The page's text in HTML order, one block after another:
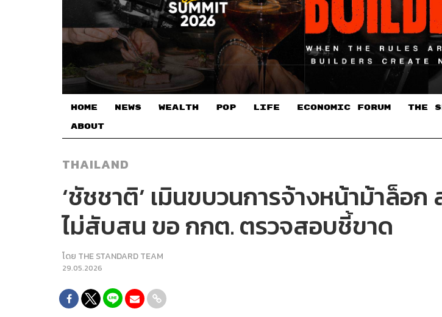
HOME NEWS WEALTH POP LIFE ECONOMIC FORUM THE
ABOUT
THAILAND
‘ชัชชาติ’ เมินขบวนการจ้างหน้าม้าล็อก
ไม่สับสน ขอ กกต. ตรวจสอบชี้ขาด
โดย THE STANDARD TEAM
29.05.2026